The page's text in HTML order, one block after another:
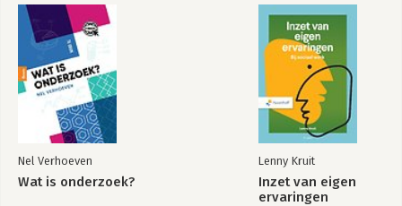
Nel Verhoeven
Wat is onderzoek?
Lenny Kruit
Inzet van eigen
ervaringen